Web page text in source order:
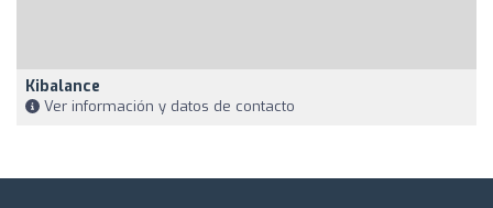
Kibalance
Ver información y datos de contacto